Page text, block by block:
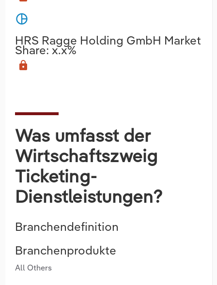
pie_chart
HRS Ragge Holding GmbH Market
Share: x.x%
lock
Was umfasst der
Wirtschaftszweig
Ticketing-
Dienstleistungen?
Branchendefinition
Branchenprodukte
All Others